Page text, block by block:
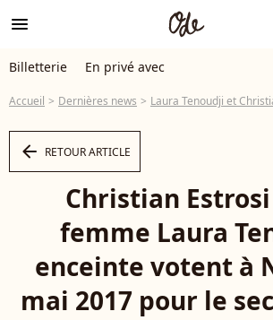
menu
Billetterie En privé avec
Accueil Dernières news Laura Tenoudji et Christian Estrosi
arrow_left RETOUR ARTICLE
Christian
femme Laura
enceinte votent à
mai 2017 pour le